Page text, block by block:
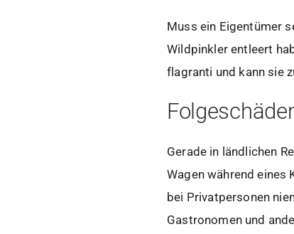
Muss ein Eigentümer
Wildpinkler entleert
flagranti und kann sie
Gerade in ländlichen
Wagen während eines
bei Privatpersonen
Gastronomen und